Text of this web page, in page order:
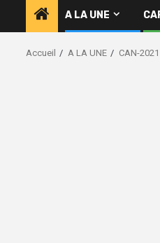
A LA UNE
Accueil A LA UNE CAN-